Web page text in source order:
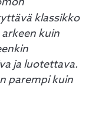
klassikko
kuin
ja luotettava.
parempi kuin